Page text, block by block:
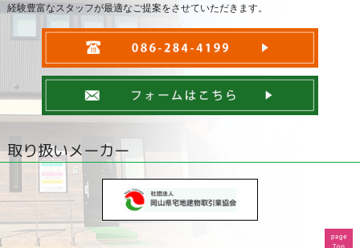
経験豊富なスタッフが最適なご提案をさせていただきます。
取り扱いメーカー